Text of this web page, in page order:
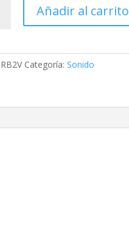
Añadir al carrito
Categoría:Sonido